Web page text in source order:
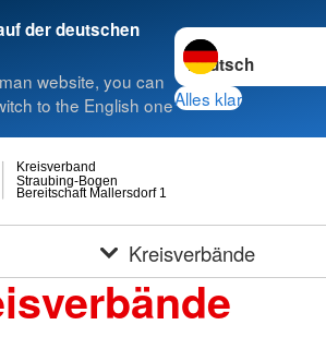
der deutschen
website, you can
to the English one
Sprache wechseln
Alles klar
Bereitschaft Mallersdorf 1
Straubing-Bogen
Kreisverband
Kreisverbände